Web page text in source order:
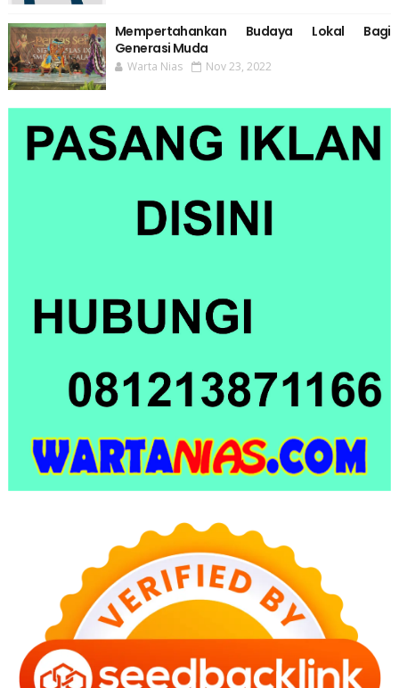
Mempertahankan Budaya Lokal Bagi
Generasi Muda
Warta Nias Nov 23, 2022